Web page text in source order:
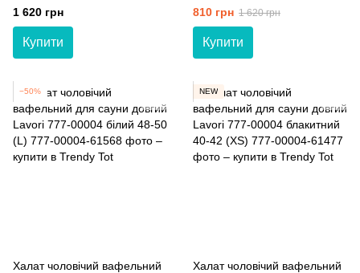
777-00006 блакитний 48-50
(L)
1 620 грн
Купити
777-00006 білий 48-50 (L)
810 грн 1 620 грн
Купити
−50%
Халат чоловічий вафельний
NEW
Халат чоловічий вафельний